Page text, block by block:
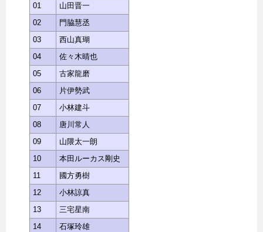
01
山田晋一
02
門脇慧丞
03
西山真瑚
04
佐々木晴也
05
古家龍磨
06
片伊勢武
07
小林建斗
08
唐川常人
09
山隈太一朗
10
本田ルーカス剛史
11
國方勇樹
12
小林諒真
13
三宅星南
14
石塚玲雄